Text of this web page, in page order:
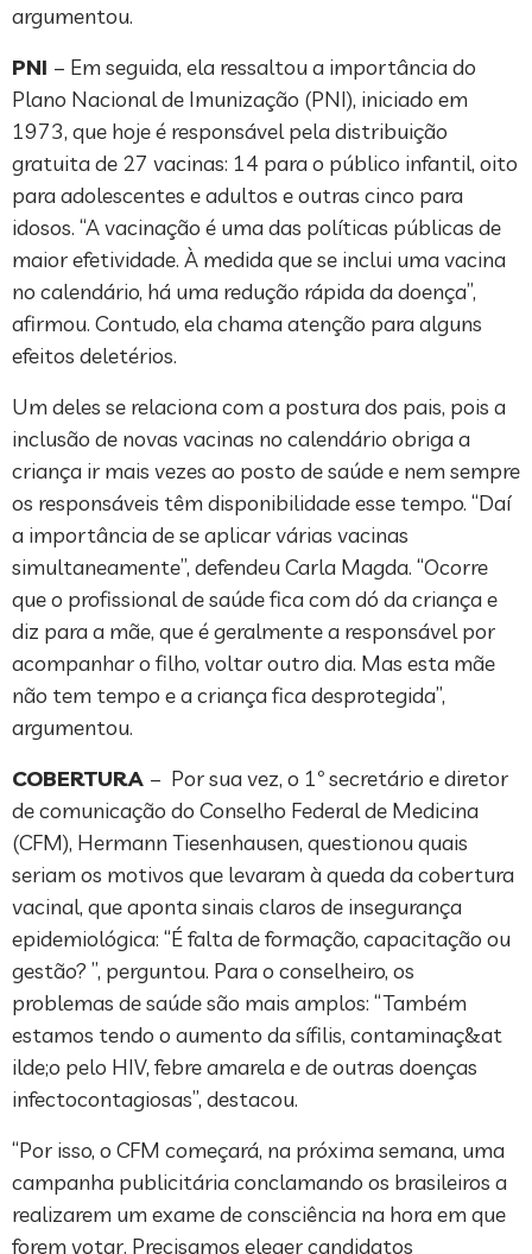
argumentou.
PNI – Em seguida, ela ressaltou a importância do
Plano Nacional de Imunização (PNI), iniciado em
1973, que hoje é responsável pela distribuição
gratuita de 27 vacinas: 14 para o público infantil, oito
para adolescentes e adultos e outras cinco para
idosos. “A vacinação é uma das políticas públicas de
maior efetividade. À medida que se inclui uma vacina
no calendário, há uma redução rápida da doença”,
afirmou. Contudo, ela chama atenção para alguns
efeitos deletérios.
Um deles se relaciona com a postura dos pais, pois a
inclusão de novas vacinas no calendário obriga a
criança ir mais vezes ao posto de saúde e nem sempre
os responsáveis têm disponibilidade esse tempo. “Daí
a importância de se aplicar várias vacinas
simultaneamente”, defendeu Carla Magda. “Ocorre
que o profissional de saúde fica com dó da criança e
diz para a mãe, que é geralmente a responsável por
acompanhar o filho, voltar outro dia. Mas esta mãe
não tem tempo e a criança fica desprotegida”,
argumentou.
COBERTURA – Por sua vez, o 1º secretário e diretor
de comunicação do Conselho Federal de Medicina
(CFM), Hermann Tiesenhausen, questionou quais
seriam os motivos que levaram à queda da cobertura
vacinal, que aponta sinais claros de insegurança
epidemiológica: “É falta de formação, capacitação ou
gestão? ”, perguntou. Para o conselheiro, os
problemas de saúde são mais amplos: “Também
estamos tendo o aumento da sífilis, contaminaç&at
ilde;o pelo HIV, febre amarela e de outras doenças
infectocontagiosas”, destacou.
“Por isso, o CFM começará, na próxima semana, uma
campanha publicitária conclamando os brasileiros a
realizarem um exame de consciência na hora em que
forem votar. Precisamos eleger candidatos